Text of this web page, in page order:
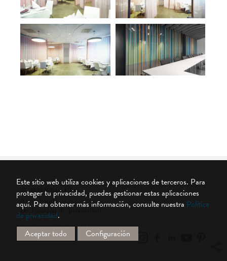
© 2026 Silent Gliss
Aviso legal
Declaración de privacidad
Configuración de cookies
Este sitio web utiliza cookies y aplicaciones de terceros. Para
proteger tu privacidad, puedes gestionar estas aplicaciones
aquí. Para obtener más información, consulte nuestra Política
de privacidad.
Aceptar todo
Configuración